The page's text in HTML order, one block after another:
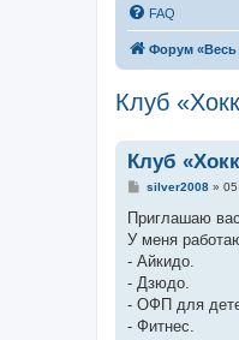
FAQ
Форум
Клуб
Клуб
С
о
щ
е
и
е
silver2008»
Приглашаю
У меня
- Айкидо.
- Дзюдо.
- ОФП для
- Фитнес.